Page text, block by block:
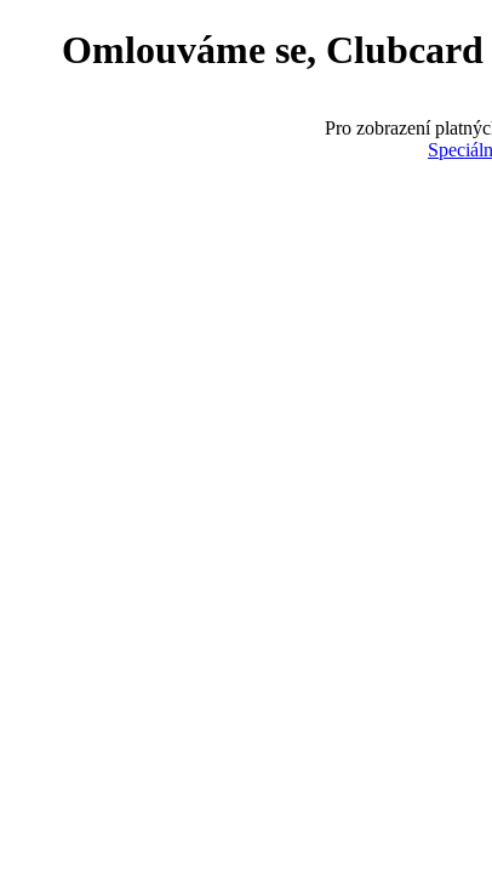
Omlouváme se,
Pro zobrazení